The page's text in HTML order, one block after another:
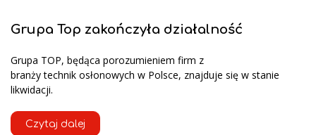
Grupa Top zakończyła działalność
Grupa TOP, będąca porozumieniem firm z
branży technik osłonowych w Polsce, znajduje się w stanie
likwidacji.
Czytaj dalej